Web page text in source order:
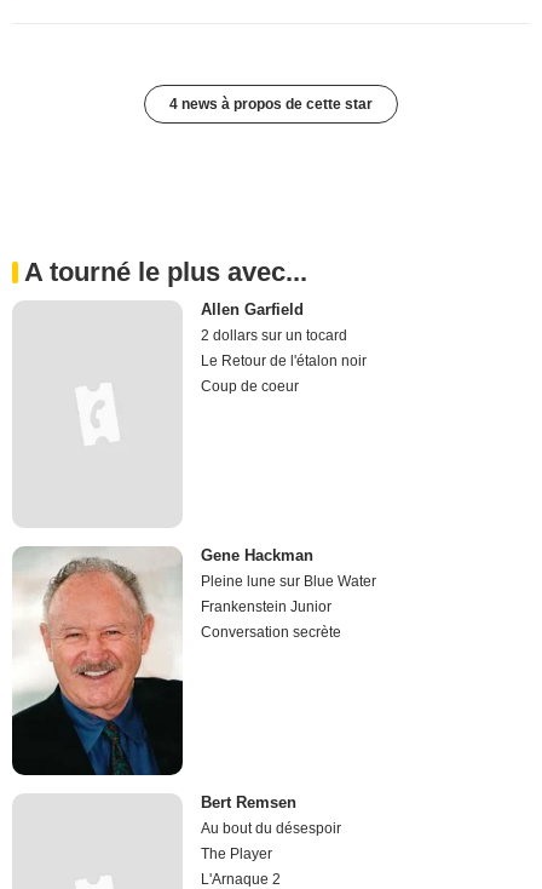
4 news à propos de cette star
A tourné le plus avec...
Allen Garfield
2 dollars sur un tocard
Le Retour de l'étalon noir
Coup de coeur
Gene Hackman
Pleine lune sur Blue Water
Frankenstein Junior
Conversation secrète
Bert Remsen
Au bout du désespoir
The Player
L'Arnaque 2